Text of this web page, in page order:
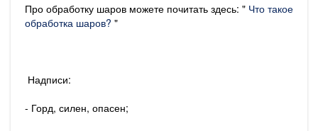
Про обработку шаров можете почитать здесь: " Что такое
обработка шаров? "
Надписи:
- Горд, силен, опасен;